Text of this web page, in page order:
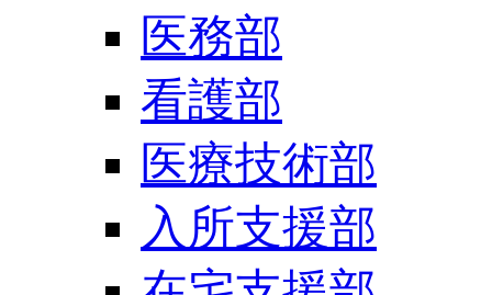
医務部
看護部
医療技術部
入所支援部